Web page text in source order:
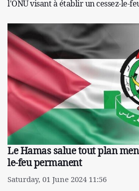
l'ONU visant à établir un cessez-le-
Le Hamas salue tout plan
le-feu permanent
Saturday, 01 June 2024 11:56